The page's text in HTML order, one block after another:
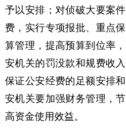
予以安排；对侦破大要案
费，实行专项报批、重点
算管理，提高预算到位率
安机关的罚没款和规费收
保证公安经费的足额安排
安机关要加强财务管理，
高资金使用效益。